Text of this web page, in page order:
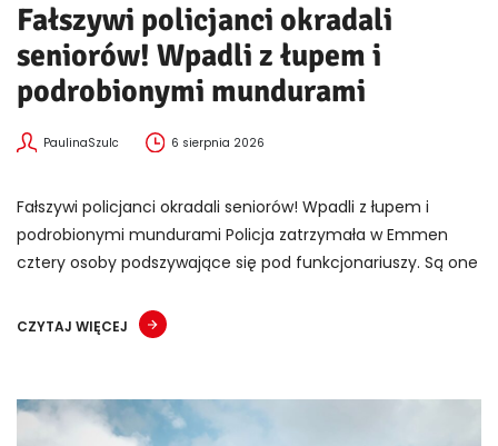
Fałszywi policjanci okradali
seniorów! Wpadli z łupem i
podrobionymi mundurami
PaulinaSzulc 6 sierpnia 2026
Fałszywi policjanci okradali seniorów! Wpadli z łupem i
podrobionymi mundurami Policja zatrzymała w Emmen
cztery osoby podszywające się pod funkcjonariuszy. Są one
CZYTAJ WIĘCEJ